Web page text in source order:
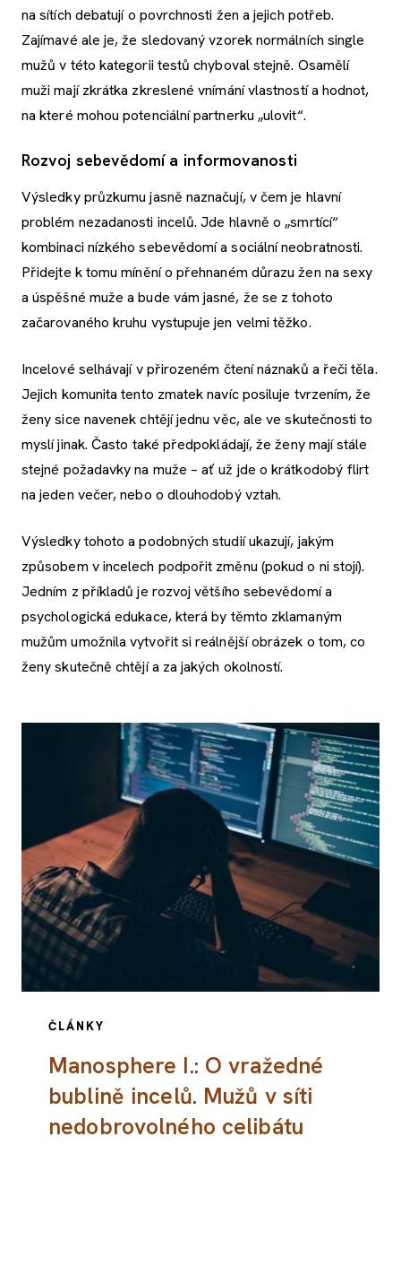
na sítích debatují o povrchnosti žen a jejich potřeb.
Zajímavé ale je, že sledovaný vzorek normálních single
mužů v této kategorii testů chyboval stejně. Osamělí
muži mají zkrátka zkreslené vnímání vlastností a hodnot,
na které mohou potenciální partnerku „ulovit“.
Rozvoj sebevědomí a informovanosti
Výsledky průzkumu jasně naznačují, v čem je hlavní
problém nezadanosti incelů. Jde hlavně o „smrtící“
kombinaci nízkého sebevědomí a sociální neobratnosti.
Přidejte k tomu mínění o přehnaném důrazu žen na sexy
a úspěšné muže a bude vám jasné, že se z tohoto
začarovaného kruhu vystupuje jen velmi těžko.
Incelové selhávají v přirozeném čtení náznaků a řeči těla.
Jejich komunita tento zmatek navíc posiluje tvrzením, že
ženy sice navenek chtějí jednu věc, ale ve skutečnosti to
myslí jinak. Často také předpokládají, že ženy mají stále
stejné požadavky na muže – ať už jde o krátkodobý flirt
na jeden večer, nebo o dlouhodobý vztah.
Výsledky tohoto a podobných studií ukazují, jakým
způsobem v incelech podpořit změnu (pokud o ni stojí).
Jedním z příkladů je rozvoj většího sebevědomí a
psychologická edukace, která by těmto zklamaným
mužům umožnila vytvořit si reálnější obrázek o tom, co
ženy skutečně chtějí a za jakých okolností.
ČLÁNKY
Manosphere I.: O vražedné
bublině incelů. Mužů v síti
nedobrovolného celibátu